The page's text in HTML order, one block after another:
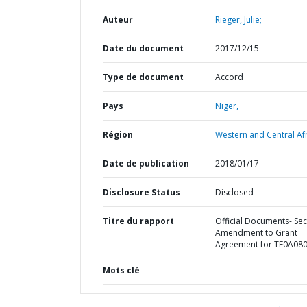
Auteur Rieger, Julie;
Date du document 2017/12/15
Type de document Accord
Pays Niger,
Région Western and Central
Date de publication 2018/01/17
Disclosure Status Disclosed
Titre du rapport
Official Documents-
Amendment to Grant
Agreement for
Mots clé